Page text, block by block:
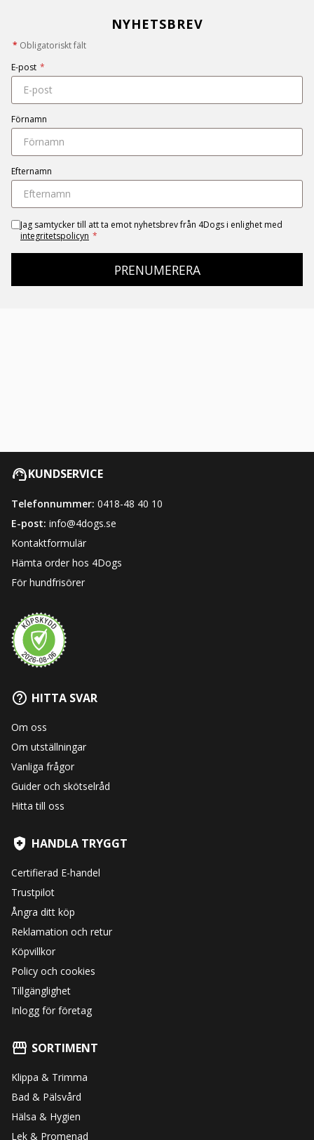
NYHETSBREV
* Obligatoriskt fält
E-post *
Förnamn
Efternamn
Jag samtycker till att ta emot nyhetsbrev från 4Dogs i enlighet med
integritetspolicyn *
PRENUMERERA
KUNDSERVICE
Telefonnummer: 0418-48 40 10
E-post: info@4dogs.se
Kontaktformulär
Hämta order hos 4Dogs
För hundfrisörer
HITTA SVAR
Om oss
Om utställningar
Vanliga frågor
Guider och skötselråd
Hitta till oss
HANDLA TRYGGT
Certifierad E-handel
Trustpilot
Ångra ditt köp
Reklamation och retur
Köpvillkor
Policy och cookies
Tillgänglighet
Inlogg för företag
SORTIMENT
Klippa & Trimma
Bad & Pälsvård
Hälsa & Hygien
Lek & Promenad